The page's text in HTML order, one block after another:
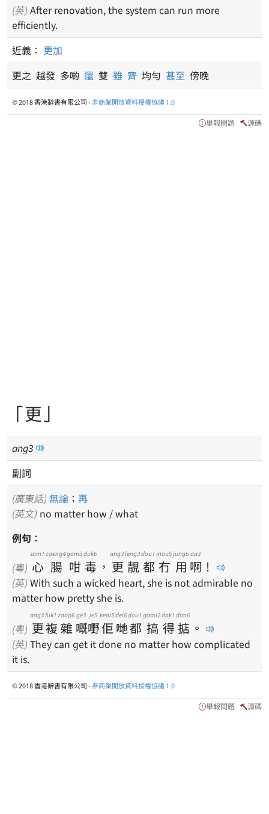
(英) After renovation, the system can run more
efficiently.
近義： 更加
更之 越發 多啲 還 雙 雖 齊 均勻 甚至 傍晚
© 2018 香港辭書有限公司 -非商業開放資料授權協議 1.0
舉報問題 源碼
「更」
ang3
副詞
(廣東話) 無論 ； 再
(英文) no matter how / what
例句：
(粵) 心
sam1
腸
coeng4
咁
gam3
毒
duk6
， 更
ang3
靚
leng3
都
dou1
冇
mou5
用
jung6
啊
aa3
！
(英) With such a wicked heart, she is not admirable no
matter how pretty she is.
(粵) 更
ang3
複
fuk1
雜
zaap6
嘅
ge3
嘢
je5
佢
keoi5
哋
dei6
都
dou1
搞
gaau2
得
dak1
掂
dim6
。
(英) They can get it done no matter how complicated
it is.
© 2018 香港辭書有限公司 -非商業開放資料授權協議 1.0
舉報問題 源碼